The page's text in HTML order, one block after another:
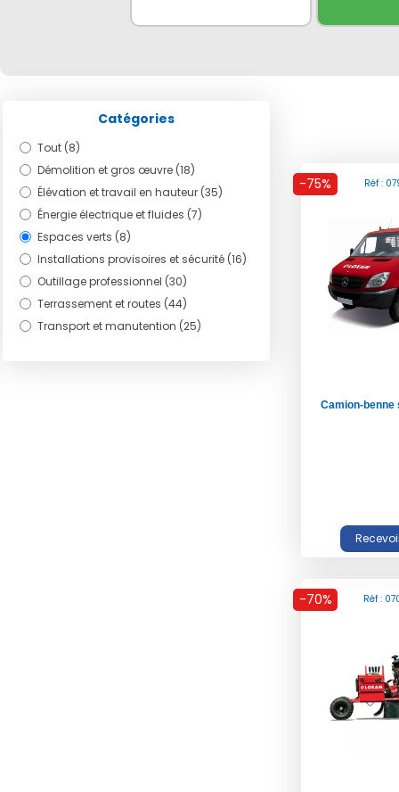
Catégories
Tout (8)
Démolition et gros œuvre (18)
Élévation et travail en hauteur (35)
Énergie électrique et fluides (7)
Espaces verts (8)
Installations provisoires et sécurité (16)
Outillage professionnel (30)
Terrassement et routes (44)
Transport et manutention (25)
-75% Réf :
Camion-benne
-70% Réf :